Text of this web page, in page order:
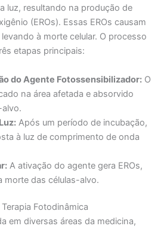
luz, resultando na produção de
(EROs). Essas EROs causam
à morte celular. O processo
etapas principais:
do Agente Fotossensibilizador:O
na área afetada e absorvido
alvo.
Após um período de incubação,
à luz de comprimento de onda
A ativação do agente gera EROs,
morte das células-alvo.
Fotodinâmica
em diversas áreas da medicina,